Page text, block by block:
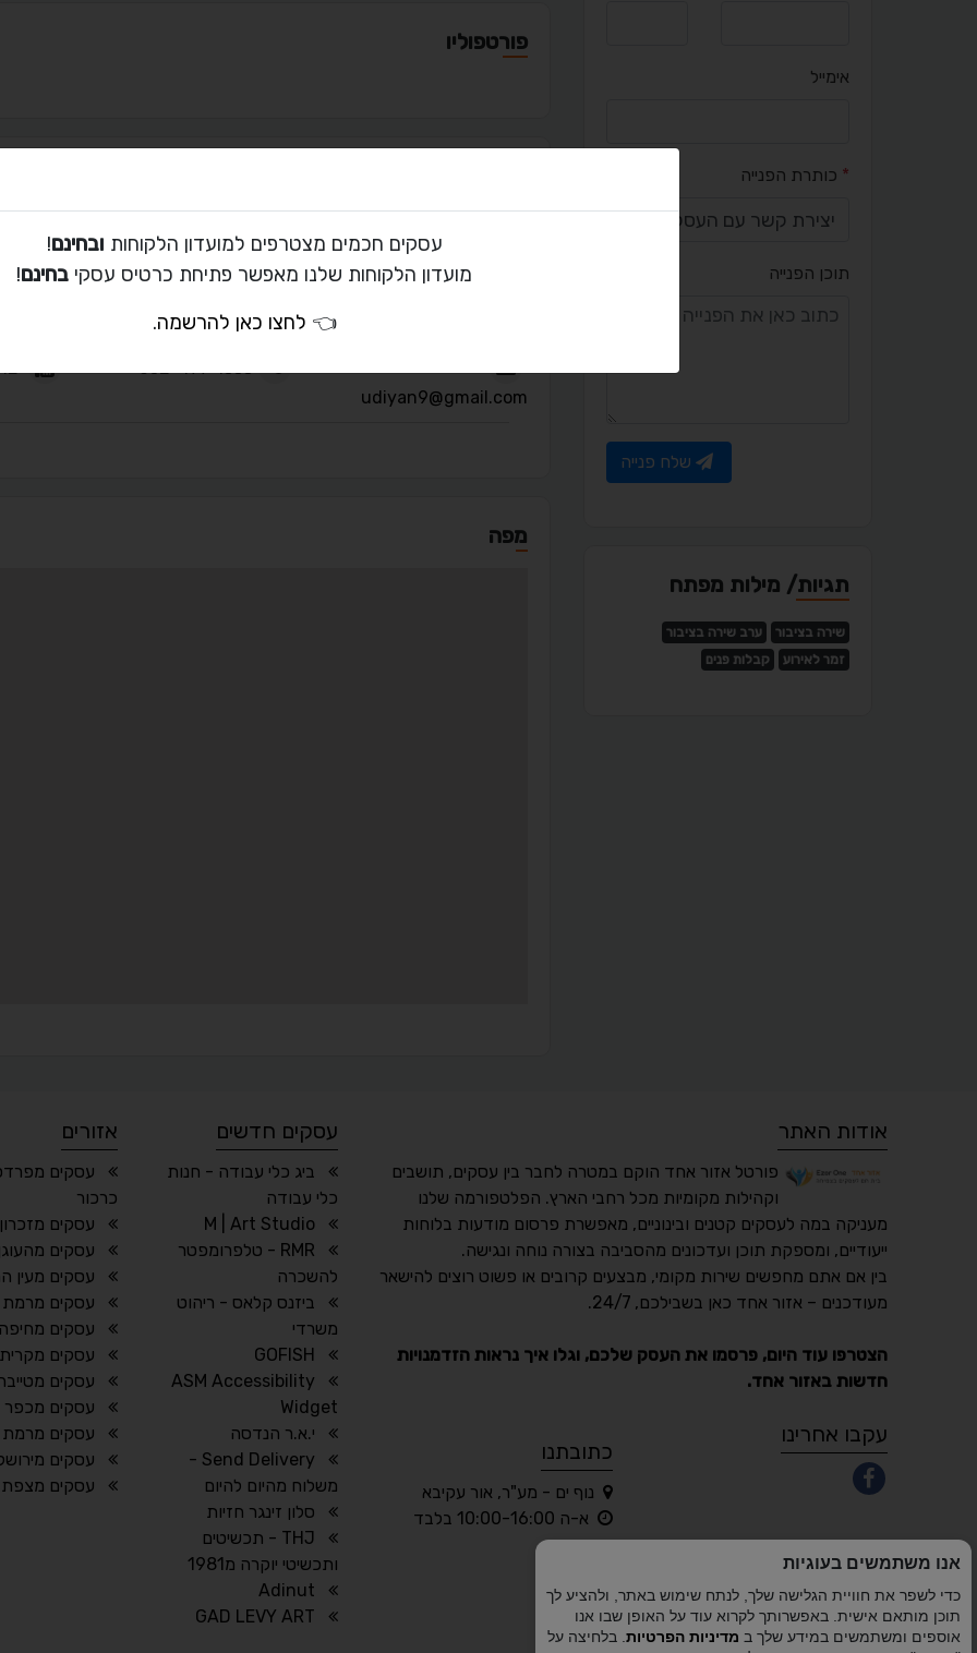
אימייל
* כותרת הפנייה
תוכן הפנייה
שלח פנייה
תגיות/ מילות מפתח
שירה בציבור
ערב שירה בציבור
זמר לאירוע
קבלות פנים
פורטפוליו
udiyan9@gmail.com
052-477-1333
0775421812
מפה
אודות האתר
פורטל אזור אחד הוקם במטרה לחבר בין עסקים, תושבים
וקהילות מקומיות מכל רחבי הארץ. הפלטפורמה שלנו
מעניקה במה לעסקים קטנים ובינוניים, מאפשרת פרסום מודעות בלוחות
ייעודיים, ומספקת תוכן ועדכונים מהסביבה בצורה נוחה ונגישה.
בין אם אתם מחפשים שירות מקומי, מבצעים קרובים או פשוט רוצים להישאר
מעודכנים – אזור אחד כאן בשבילכם, 24/7.
הצטרפו עוד היום, פרסמו את העסק שלכם, וגלו איך נראות הזדמנויות
חדשות באזור אחד.
עקבו אחרינו
כתובתנו
נוף ים - מע"ר, אור עקיבא
א-ה 10:00-16:00 בלבד
עסקים חדשים
ביג כלי עבודה - חנות
כלי עבודה
M | Art Studio
RMR - טלפרומפטר
להשכרה
ביזנס קלאס - ריהוט
משרדי
ASM Accessibility
Widget
י.א.ר הנדסה
Send Delivery -
משלוח מהיום להיום
סלון זינגר חזיות
THJ - תכשיטים
ותכשיטי יוקרה מ1981
אזורים
עסקים
כרכור
עסקים
עסקים מהעוגן
עסקים מעין
עסקים מרמת
עסקים מחיפה
עסקים מקרית
עסקים
עסקים מכפר
עסקים מרמת
עסקים
עסקים מצפת
אנו משתמשים בעוגיות
כדי לשפר את חוויית הגלישה שלך, לנתח שימוש באתר, ולהציע לך
תוכן מותאם אישית. באפשרותך לקרוא עוד על האופן שבו אנו
אוספים ומשתמשים במידע שלך ב מדיניות הפרטיות . בלחיצה על
עסקים חכמים מצטרפים למועדון הלקוחות ובחינם!
מועדון הלקוחות שלנו מאפשר פתיחת כרטיס עסקי בחינם!
👈 לחצו כאן להרשמה.